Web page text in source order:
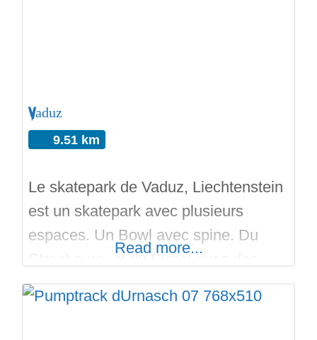
Vaduz
9.51 km
Le skatepark de Vaduz, Liechtenstein
est un skatepark avec plusieurs
espaces. Un Bowl avec spine. Du
Street pure, et du Street avec des
plans inclinés en bordure pour la
fluidité des runs. Le skatepark est en
Read more...